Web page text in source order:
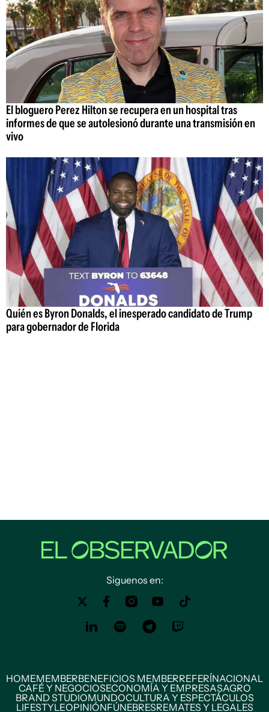
El bloguero Perez Hilton se recupera en un hospital tras
informes de que se autolesionó durante una transmisión en
vivo
Quién es Byron Donalds, el inesperado candidato de Trump
para gobernador de Florida
Siguenos en:
HOMEMEMBERBENEFICIOS MEMBERREFERÍNACIONAL
CAFÉ Y NEGOCIOSECONOMÍA Y EMPRESASAGRO
BRAND STUDIOMUNDOCULTURA Y ESPECTÁCULOS
LIFESTYLEOPINIÓNFÚNEBRESREMATES Y LEGALES